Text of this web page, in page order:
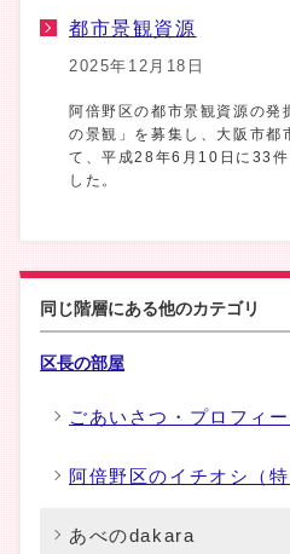
都市景観資源
2025年12月18日
阿倍野区の都市景観資源の発
の景観」を募集し、大阪市都
て、平成28年6月10日に33件
した。
同じ階層にある他のカテゴリ
区長の部屋
ごあいさつ・プロフィ
阿倍野区のイチオシ（特
あべのdakara